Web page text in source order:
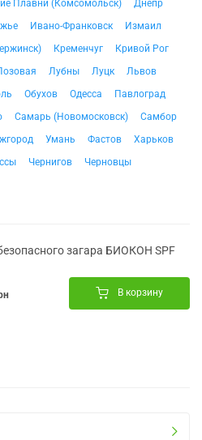
Плавни (Комсомольск)
Днепр
Ивано-Франковск
Измаил
Кременчуг
Кривой Рог
Лубны Луцк
Львов
Обухов Одесса
Павлоград
Самарь (Новомосковск)
Самбор
Умань Фастов
Харьков
Чернигов
Черновцы
загара БИОКОН SPF
В корзину